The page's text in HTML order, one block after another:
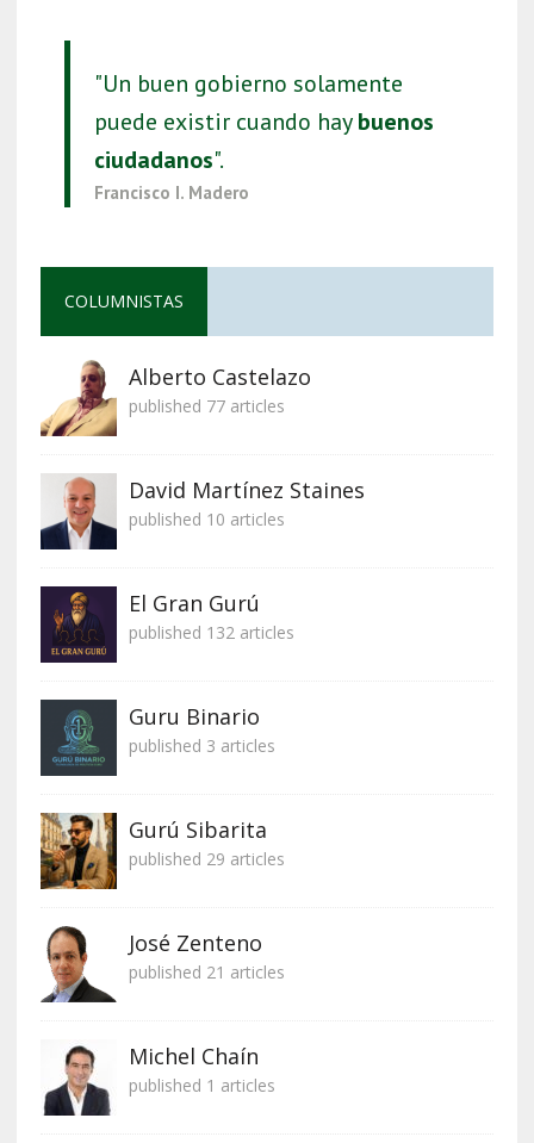
"Un buen gobierno solamente
puede existir cuando haybuenos
ciudadanos".
Francisco I. Madero
COLUMNISTAS
Alberto Castelazo
published 77 articles
David Martínez Staines
published 10 articles
El Gran Gurú
published 132 articles
Guru Binario
published 3 articles
Gurú Sibarita
published 29 articles
José Zenteno
published 21 articles
Michel Chaín
published 1 articles